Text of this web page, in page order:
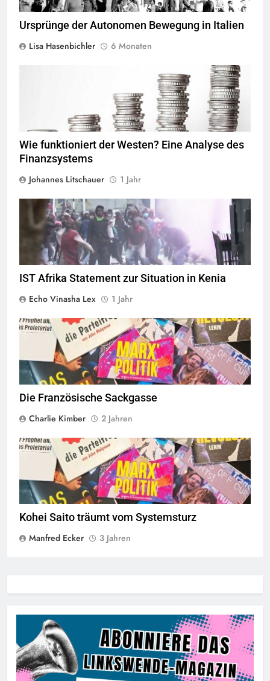
Ursprünge der Autonomen Bewegung in Italien
Lisa Hasenbichler
6 Monaten
CC-BY-SA-1.0
Wie funktioniert der Westen? Eine Analyse des
Finanzsystems
Johannes Litschauer
1 Jahr
Quelle
IST Afrika Statement zur Situation in Kenia
Echo Vinasha Lex
1 Jahr
© linkswende.org,CC-BY-SA-1.0
Die Französische Sackgasse
Charlie Kimber
2 Jahren
© linkswende.org,CC-BY-SA-1.0
Kohei Saito träumt vom Systemsturz
Manfred Ecker
3 Jahren